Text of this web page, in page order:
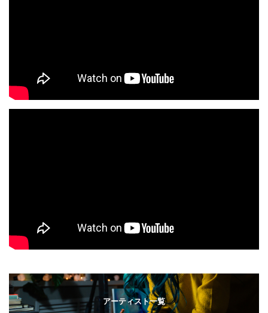
アーティスト一覧